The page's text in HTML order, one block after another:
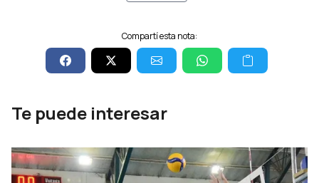
Compartí esta nota:
Te puede interesar